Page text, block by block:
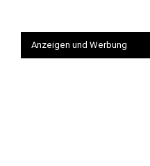
Anzeigen und Werbung